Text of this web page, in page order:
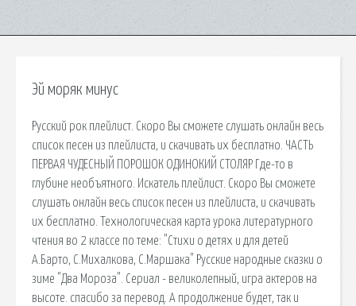
Эй моряк минус
Русский рок плейлист. Скоро Вы сможете слушать онлайн весь
список песен из плейлиста, и скачивать их бесплатно. ЧАСТЬ
ПЕРВАЯ ЧУДЕСНЫЙ ПОРОШОК ОДИНОКИЙ СТОЛЯР Где-то в
глубине необъятного. Искатель плейлист. Скоро Вы сможете
слушать онлайн весь список песен из плейлиста, и скачивать
их бесплатно. Технологическая карта урока литературного
чтения во 2 классе по теме: "Стихи о детях и для детей
А.Барто, С.Михалкова, С.Маршака" Русские народные сказки о
зиме "Два Мороза". Сериал - великолепный, игра актеров на
высоте. спасибо за перевод. А продолжение будет, так и